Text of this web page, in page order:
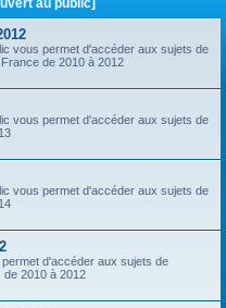
au public]
vous permet d'accéder aux sujets de
de 2010 à 2012
vous permet d'accéder aux sujets de
vous permet d'accéder aux sujets de
d'accéder aux sujets de
2010 à 2012